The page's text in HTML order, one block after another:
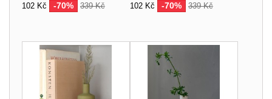
102 Kč -70% 339 Kč 102 Kč -70% 339 Kč